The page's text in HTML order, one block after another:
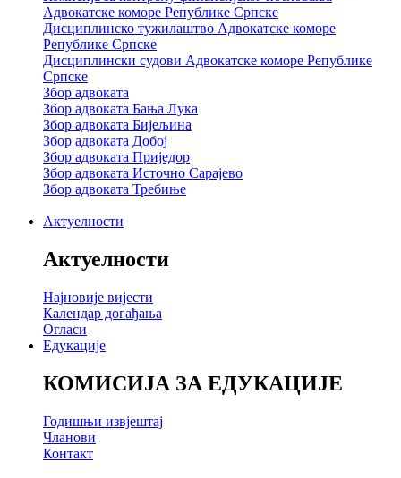
Адвокатске коморе Републике Српске
Дисциплинско тужилаштво Адвокатске коморе
Републике Српске
Дисциплински судови Адвокатске коморе Републике
Српске
Збор адвоката
Збор адвоката Бања Лука
Збор адвоката Бијељина
Збор адвоката Добој
Збор адвоката Приједор
Збор адвоката Источно Сарајево
Збор адвоката Требиње
Актуелности
Актуелности
Најновије вијести
Календар догађања
Огласи
Едукације
КОМИСИЈА ЗА ЕДУКАЦИЈЕ
Годишњи извјештај
Чланови
Контакт